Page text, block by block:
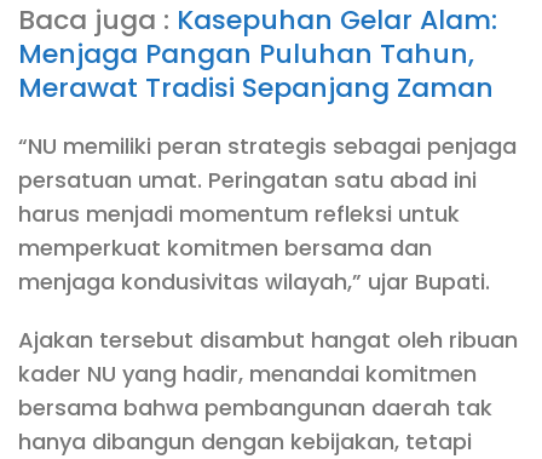
Baca juga : Kasepuhan Gelar Alam:
Menjaga Pangan Puluhan Tahun,
Merawat Tradisi Sepanjang Zaman
“NU memiliki peran strategis sebagai penjaga
persatuan umat. Peringatan satu abad ini
harus menjadi momentum refleksi untuk
memperkuat komitmen bersama dan
menjaga kondusivitas wilayah,” ujar Bupati.
Ajakan tersebut disambut hangat oleh ribuan
kader NU yang hadir, menandai komitmen
bersama bahwa pembangunan daerah tak
hanya dibangun dengan kebijakan, tetapi